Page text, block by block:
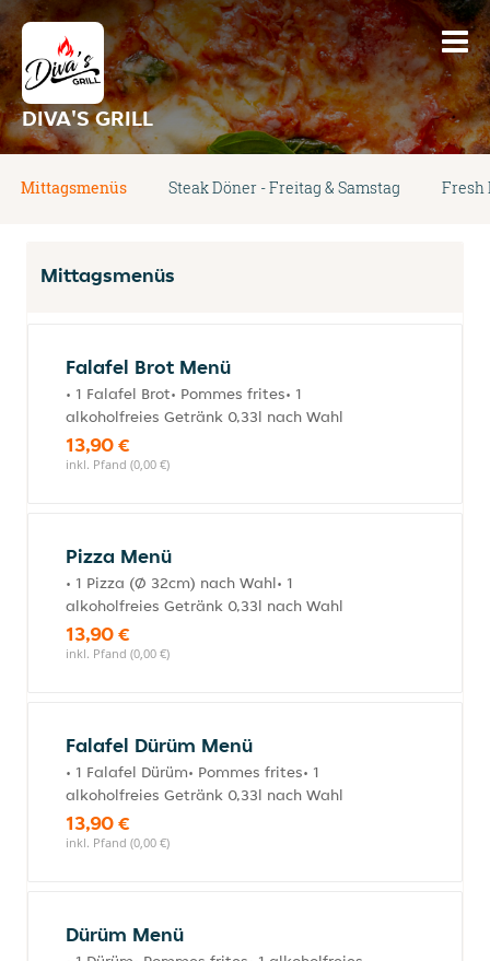
DIVA'S GRILL
Mittagsmenüs Steak Döner - Freitag & Samstag Fresh
Mittagsmenüs
Falafel Brot Menü
• 1 Falafel Brot• Pommes frites• 1
alkoholfreies Getränk 0,33l nach Wahl
13,90 €
inkl. Pfand (0,00 €)
Pizza Menü
• 1 Pizza (Ø 32cm) nach Wahl• 1
alkoholfreies Getränk 0,33l nach Wahl
13,90 €
inkl. Pfand (0,00 €)
Falafel Dürüm Menü
• 1 Falafel Dürüm• Pommes frites• 1
alkoholfreies Getränk 0,33l nach Wahl
13,90 €
inkl. Pfand (0,00 €)
Dürüm Menü